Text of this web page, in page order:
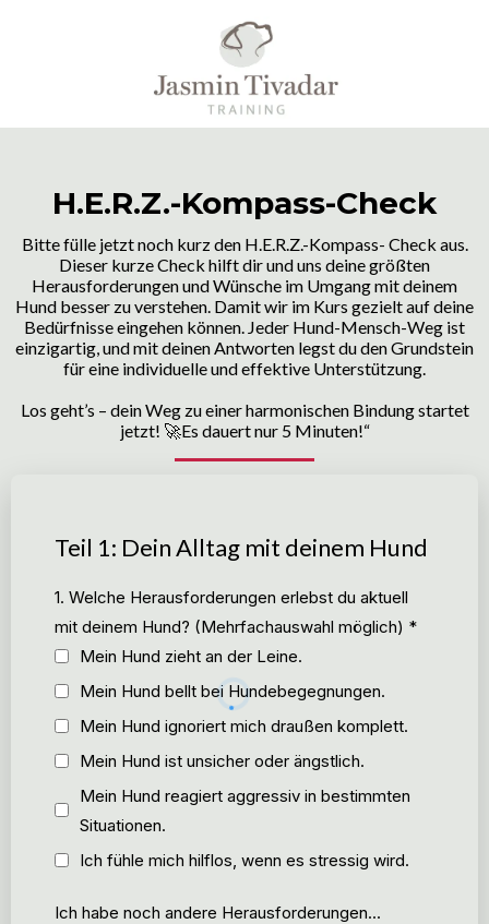
H.E.R.Z.-Kompass-Check
Bitte fülle jetzt noch kurz den H.E.R.Z.-Kompass- Check aus.
Dieser kurze Check hilft dir und uns deine größten
Herausforderungen und Wünsche im Umgang mit deinem
Hund besser zu verstehen. Damit wir im Kurs gezielt auf deine
Bedürfnisse eingehen können. Jeder Hund-Mensch-Weg ist
einzigartig, und mit deinen Antworten legst du den Grundstein
für eine individuelle und effektive Unterstützung.
Los geht’s – dein Weg zu einer harmonischen Bindung startet
jetzt! 🚀Es dauert nur 5 Minuten!“
Teil 1: Dein Alltag mit deinem Hund
1. Welche Herausforderungen erlebst du aktuell
mit deinem Hund? (Mehrfachauswahl möglich) *
Mein Hund zieht an der Leine.
Mein Hund bellt bei Hundebegegnungen.
Mein Hund ignoriert mich draußen komplett.
Mein Hund ist unsicher oder ängstlich.
Mein Hund reagiert aggressiv in bestimmten
Situationen.
Ich fühle mich hilflos, wenn es stressig wird.
Ich habe noch andere Herausforderungen...